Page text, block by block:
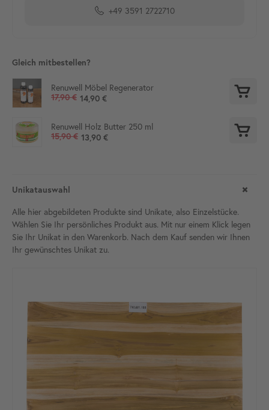
+49 3591 2722710
Gleich mitbestellen?
Renuwell Möbel Regenerator
17,90 € 14,90 €
Renuwell Holz Butter 250 ml
15,90 € 13,90 €
Unikatauswahl
Alle hier abgebildeten Produkte sind Unikate, also Einzelstücke.
Wählen Sie Ihr persönliches Produkt aus. Mit nur einem Klick legen
Sie Ihr Unikat in den Warenkorb. Nach dem Kauf senden wir Ihnen
Ihr gewünschtes Unikat zu.